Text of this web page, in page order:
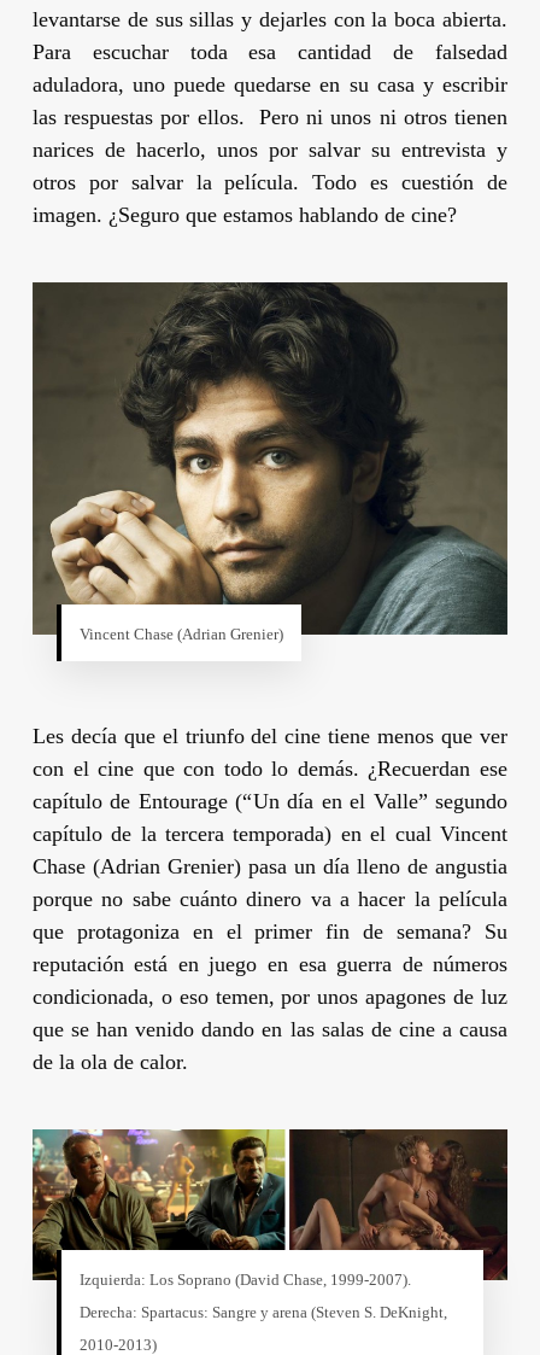
levantarse de sus sillas y dejarles con la boca abierta.
Para escuchar toda esa cantidad de falsedad
aduladora, uno puede quedarse en su casa y escribir
las respuestas por ellos. Pero ni unos ni otros tienen
narices de hacerlo, unos por salvar su entrevista y
otros por salvar la película. Todo es cuestión de
imagen. ¿Seguro que estamos hablando de cine?
Vincent Chase (Adrian Grenier)
Les decía que el triunfo del cine tiene menos que ver
con el cine que con todo lo demás. ¿Recuerdan ese
capítulo de Entourage(“Un día en el Valle” segundo
capítulo de la tercera temporada) en el cual Vincent
Chase (Adrian Grenier) pasa un día lleno de angustia
porque no sabe cuánto dinero va a hacer la película
que protagoniza en el primer fin de semana? Su
reputación está en juego en esa guerra de números
condicionada, o eso temen, por unos apagones de luz
que se han venido dando en las salas de cine a causa
de la ola de calor.
Izquierda: Los Soprano (David Chase, 1999-2007).
Derecha: Spartacus: Sangre y arena (Steven S. DeKnight,
2010-2013)